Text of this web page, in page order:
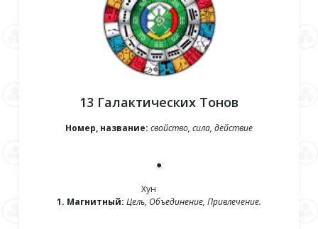
13 Галактических Тонов
Номер, название: свойство, сила, действие
Хун
1. Магнитный: Цель, Объединение, Привлечение.